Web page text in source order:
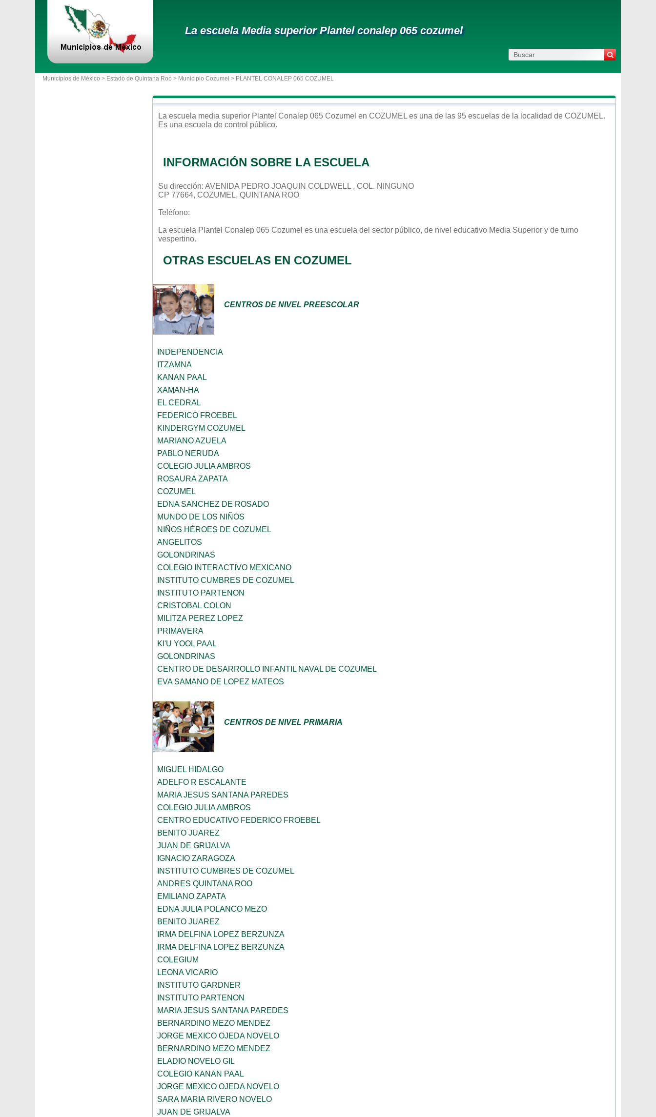
La escuela Media superior Plantel conalep 065 cozumel
Municipios de México > Estado de Quintana Roo > Municipio Cozumel > PLANTEL CONALEP 065 COZUMEL
La escuela media superior Plantel Conalep 065 Cozumel en COZUMEL es una de las 95 escuelas de la localidad de COZUMEL.
Es una escuela de control público.
INFORMACIÓN SOBRE LA ESCUELA
Su dirección: AVENIDA PEDRO JOAQUIN COLDWELL , COL. NINGUNO
CP 77664, COZUMEL, QUINTANA ROO
Teléfono:
La escuela Plantel Conalep 065 Cozumel es una escuela del sector público, de nivel educativo Media Superior y de turno
vespertino.
OTRAS ESCUELAS EN COZUMEL
CENTROS DE NIVEL PREESCOLAR
INDEPENDENCIA
ITZAMNA
KANAN PAAL
XAMAN-HA
EL CEDRAL
FEDERICO FROEBEL
KINDERGYM COZUMEL
MARIANO AZUELA
PABLO NERUDA
COLEGIO JULIA AMBROS
ROSAURA ZAPATA
COZUMEL
EDNA SANCHEZ DE ROSADO
MUNDO DE LOS NIÑOS
NIÑOS HÉROES DE COZUMEL
ANGELITOS
GOLONDRINAS
COLEGIO INTERACTIVO MEXICANO
INSTITUTO CUMBRES DE COZUMEL
INSTITUTO PARTENON
CRISTOBAL COLON
MILITZA PEREZ LOPEZ
PRIMAVERA
KI'U YOOL PAAL
GOLONDRINAS
CENTRO DE DESARROLLO INFANTIL NAVAL DE COZUMEL
EVA SAMANO DE LOPEZ MATEOS
CENTROS DE NIVEL PRIMARIA
MIGUEL HIDALGO
ADELFO R ESCALANTE
MARIA JESUS SANTANA PAREDES
COLEGIO JULIA AMBROS
CENTRO EDUCATIVO FEDERICO FROEBEL
BENITO JUAREZ
JUAN DE GRIJALVA
IGNACIO ZARAGOZA
INSTITUTO CUMBRES DE COZUMEL
ANDRES QUINTANA ROO
EMILIANO ZAPATA
EDNA JULIA POLANCO MEZO
BENITO JUAREZ
IRMA DELFINA LOPEZ BERZUNZA
IRMA DELFINA LOPEZ BERZUNZA
COLEGIUM
LEONA VICARIO
INSTITUTO GARDNER
INSTITUTO PARTENON
MARIA JESUS SANTANA PAREDES
BERNARDINO MEZO MENDEZ
JORGE MEXICO OJEDA NOVELO
BERNARDINO MEZO MENDEZ
ELADIO NOVELO GIL
COLEGIO KANAN PAAL
JORGE MEXICO OJEDA NOVELO
SARA MARIA RIVERO NOVELO
JUAN DE GRIJALVA